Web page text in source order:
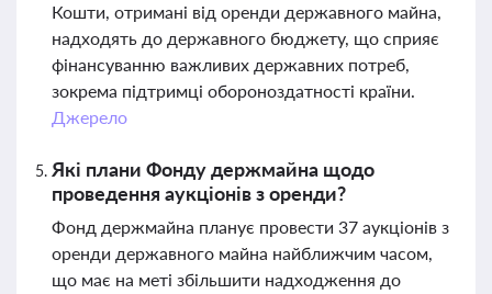
Кошти, отримані від оренди державного майна,
надходять до державного бюджету, що сприяє
фінансуванню важливих державних потреб,
зокрема підтримці обороноздатності країни.
Джерело
Які плани Фонду держмайна щодо
проведення аукціонів з оренди?
Фонд держмайна планує провести 37 аукціонів з
оренди державного майна найближчим часом,
що має на меті збільшити надходження до